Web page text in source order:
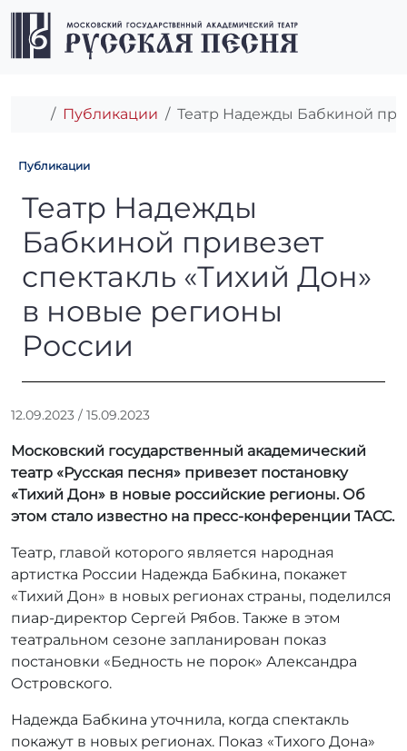
Перейти к содержимому
Перейти к футеру
Главная
Публикации Театр Надежды Бабкиной
Публикации
Театр Надежды Бабкиной
Театр Надежды
Бабкиной привезет
спектакль «Тихий Дон»
в новые регионы
России
12.09.2023 / 15.09.2023
т
о
р
r
_
a
d
m
i
n
Московский государственный академический
театр «Русская песня» привезет постановку
«Тихий Дон» в новые российские регионы. Об
этом стало известно на пресс-конференции ТАСС.
Театр, главой которого является народная
артистка России Надежда Бабкина, покажет
«Тихий Дон» в новых регионах страны, поделился
пиар-директор Сергей Рябов. Также в этом
театральном сезоне запланирован показ
постановки «Бедность не порок» Александра
Островского.
Надежда Бабкина уточнила, когда спектакль
покажут в новых регионах. Показ «Тихого Дона»